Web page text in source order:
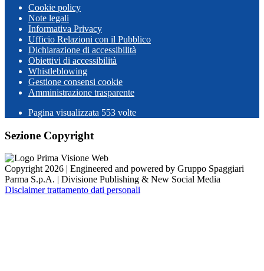
Cookie policy
Note legali
Informativa Privacy
Ufficio Relazioni con il Pubblico
Dichiarazione di accessibilità
Obiettivi di accessibilità
Whistleblowing
Gestione consensi cookie
Amministrazione trasparente
Pagina visualizzata 553 volte
Sezione Copyright
Copyright 2026 | Engineered and powered by Gruppo Spaggiari
Parma S.p.A. | Divisione Publishing & New Social Media
Disclaimer trattamento dati personali